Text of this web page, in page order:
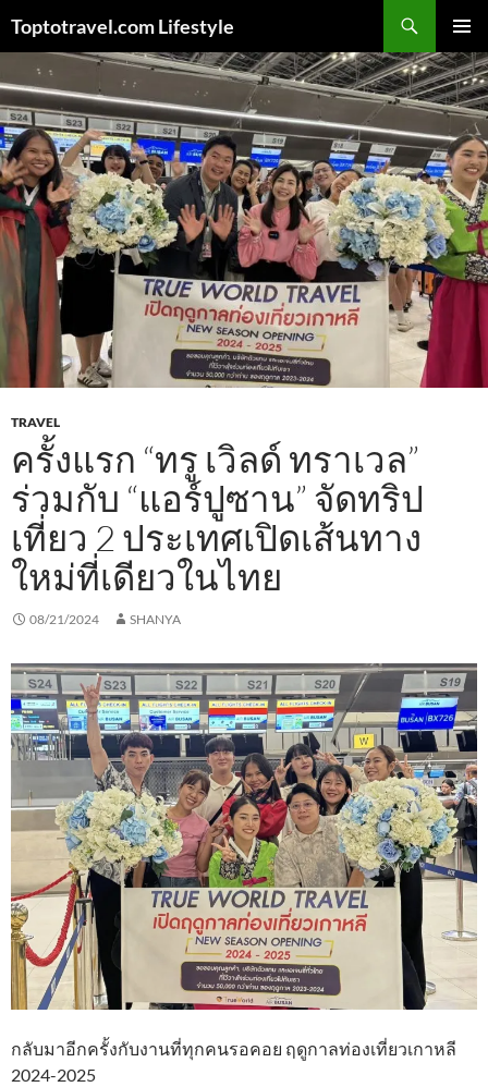
content
Toptotravel.com Lifestyle
MENU
TRAVEL
ครั้งแรก “ทรู เวิลด์ ทราเวล”
ร่วมกับ “แอร์ปูซาน” จัดทริป
เที่ยว 2 ประเทศเปิดเส้นทาง
ใหม่ที่เดียวในไทย
08/21/2024 SHANYA
กลับมาอีกครั้งกับงานที่ทุกคนรอคอย ฤดูกาลท่องเที่ยวเกาหลี
2024-2025